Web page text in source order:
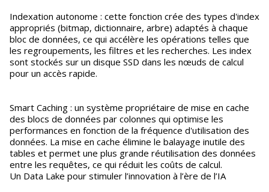
Indexation autonome : cette fonction crée des types d'index
appropriés (bitmap, dictionnaire, arbre) adaptés à chaque
bloc de données, ce qui accélère les opérations telles que
les regroupements, les filtres et les recherches. Les index
sont stockés sur un disque SSD dans les nœuds de calcul
pour un accès rapide.
Smart Caching : un système propriétaire de mise en cache
des blocs de données par colonnes qui optimise les
performances en fonction de la fréquence d'utilisation des
données. La mise en cache élimine le balayage inutile des
tables et permet une plus grande réutilisation des données
entre les requêtes, ce qui réduit les coûts de calcul.
Un Data Lake pour stimuler l’innovation à l’ère de l’IA